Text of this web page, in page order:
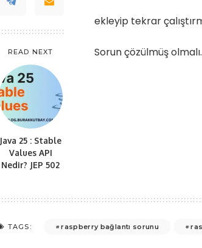
READ NEXT
Java 25 : Stable
Values API
Nedir? JEP 502
ekleyip tekrar
Sorun çözülmüş olmalı.
TAGS: raspberry bağlantı sorunu